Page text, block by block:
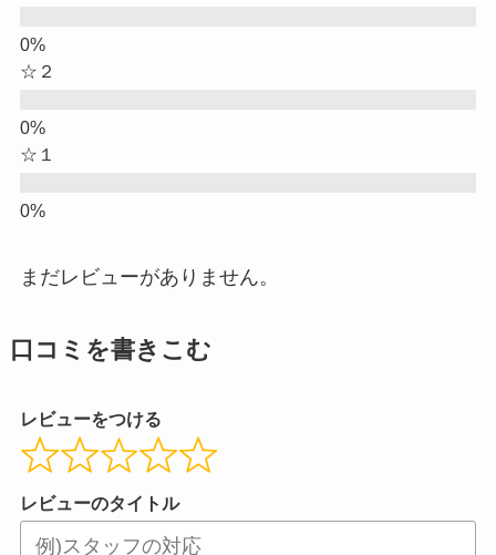
☆２
☆１
まだレビューがありません。
口コミを書きこむ
レビューをつける
レビューのタイトル